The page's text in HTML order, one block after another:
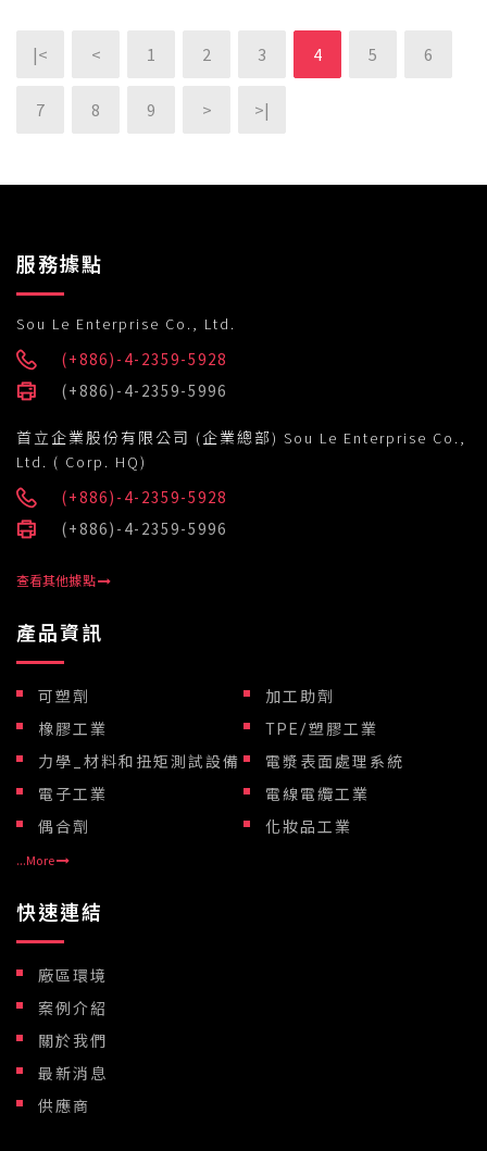
|< < 1 2 3 4 5 6
7 8 9 > >|
服務據點
Sou Le Enterprise Co., Ltd.
(+886)-4-2359-5928
(+886)-4-2359-5996
首立企業股份有限公司 (企業總部) Sou Le Enterprise Co.,
Ltd. ( Corp. HQ)
(+886)-4-2359-5928
(+886)-4-2359-5996
查看其他據點
產品資訊
可塑劑
加工助劑
橡膠工業
TPE/塑膠工業
力學_材料和扭矩測試設備
電漿表面處理系統
電子工業
電線電纜工業
偶合劑
化妝品工業
...More
快速連結
廠區環境
案例介紹
關於我們
最新消息
供應商